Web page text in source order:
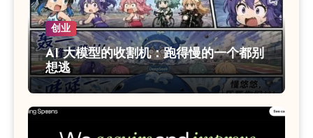
创业
AI 大模型的收割机：跑得慢的一个都别
想逃